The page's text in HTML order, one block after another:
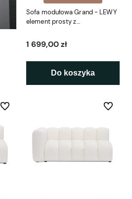
Sofa modułowa Grand - LEWY
element prosty z
1 699,00 zł
Do koszyka
Do ulubionych Do